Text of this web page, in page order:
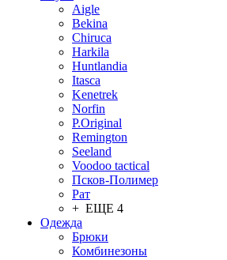
Aigle
Bekina
Chiruсa
Harkila
Huntlandia
Itasca
Kenetrek
Norfin
P.Original
Remington
Seeland
Voodoo tactical
Псков-Полимер
Рат
+ ЕЩЕ 4
Одежда
Брюки
Комбинезоны